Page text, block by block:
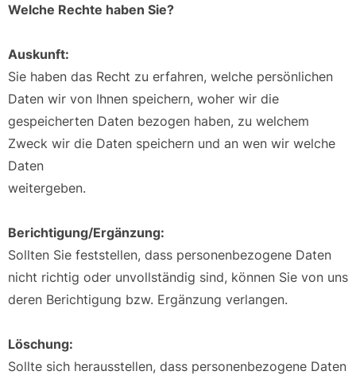
Welche Rechte haben Sie?
Auskunft:
Sie haben das Recht zu erfahren, welche persönlichen
Daten wir von Ihnen speichern, woher wir die
gespeicherten Daten bezogen haben, zu welchem
Zweck wir die Daten speichern und an wen wir welche
Daten
weitergeben.
Berichtigung/Ergänzung:
Sollten Sie feststellen, dass personenbezogene Daten
nicht richtig oder unvollständig sind, können Sie von uns
deren Berichtigung bzw. Ergänzung verlangen.
Löschung:
Sollte sich herausstellen, dass personenbezogene Daten